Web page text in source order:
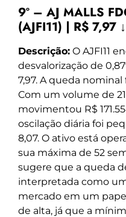
9º – AJ MALLS
(AJFI11) | R$ 7,97
Descrição: O AJFI11
desvalorização de
7,97. A queda nominal
Com um volume de
movimentou R$
oscilação diária foi
8,07. O ativo está
sua máxima de 52
sugere que a queda
interpretada como
mercado em um
de alta, já que a